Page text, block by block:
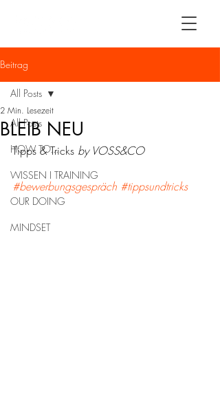
Beitrag
All Posts
HOW TO...
WISSEN I TRAINING
OUR DOING
MINDSET
All Posts
BLEIB NEU
2 Min. Lesezeit
Tipps & Tricks by VOSS&CO
#bewerbungsgespräch #tippsundtricks